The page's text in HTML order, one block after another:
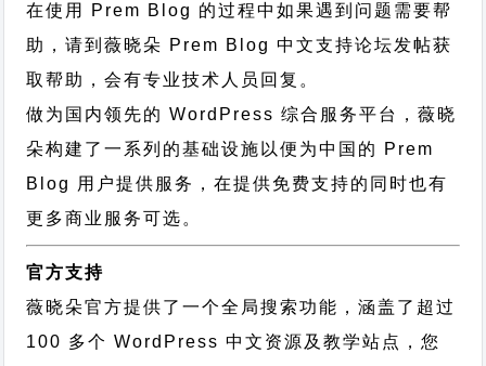
在使用 Prem Blog 的过程中如果遇到问题需要帮
助，请到薇晓朵 Prem Blog 中文支持论坛发帖获
取帮助，会有专业技术人员回复。
做为国内领先的 WordPress 综合服务平台，薇晓
朵构建了一系列的基础设施以便为中国的 Prem
Blog 用户提供服务，在提供免费支持的同时也有
更多商业服务可选。
官方支持
薇晓朵官方提供了一个全局搜索功能，涵盖了超过
100 多个 WordPress 中文资源及教学站点，您